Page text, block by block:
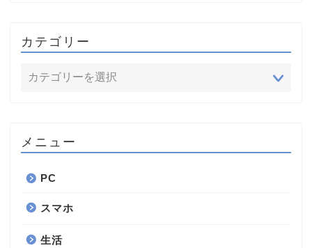
カテゴリー
メニュー
PC
スマホ
生活